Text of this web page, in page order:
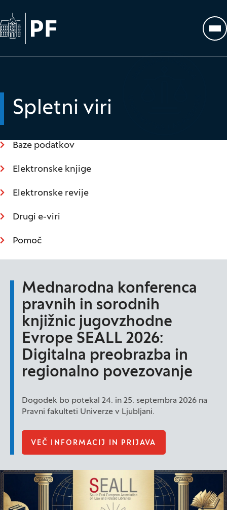
Na začetno stran
Spletni viri
Baze podatkov
Elektronske knjige
Elektronske revije
Drugi e-viri
Pomoč
Mednarodna konferenca
pravnih in sorodnih
knjižnic jugovzhodne
Evrope SEALL 2026:
Digitalna preobrazba in
regionalno povezovanje
Dogodek bo potekal 24. in 25. septembra 2026 na
Pravni fakulteti Univerze v Ljubljani.
VEČ INFORMACIJ IN PRIJAVA